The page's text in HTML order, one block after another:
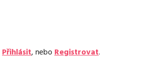
Přihlásit, nebo Registrovat.